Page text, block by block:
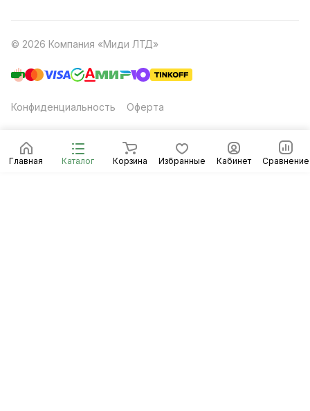
Главная Каталог Корзина Избранные Кабинет Сравнение
© 2026 Компания «Миди ЛТД»
Конфиденциальность Оферта